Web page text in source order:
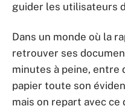
guider les utilisateurs
Dans un monde où la
retrouver ses
minutes à peine, entre
papier toute son
mais on repart avec ce